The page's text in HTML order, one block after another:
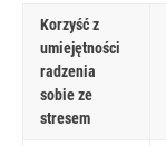
Korzyść z
umiejętności
radzenia
sobie ze
stresem